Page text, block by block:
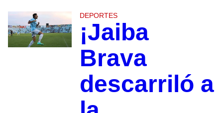
DEPORTES
¡Jaiba
Brava
descarriló a